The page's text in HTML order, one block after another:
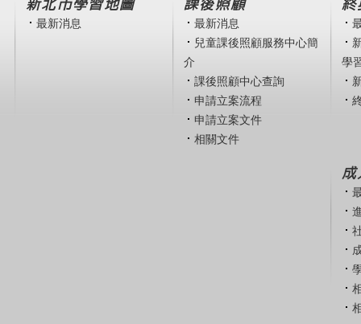
新北市學習地圖
最新消息
課後照顧
最新消息
兒童課後照顧服務中心簡
介
課後照顧中心查詢
申請立案流程
申請立案文件
相關文件
終
學